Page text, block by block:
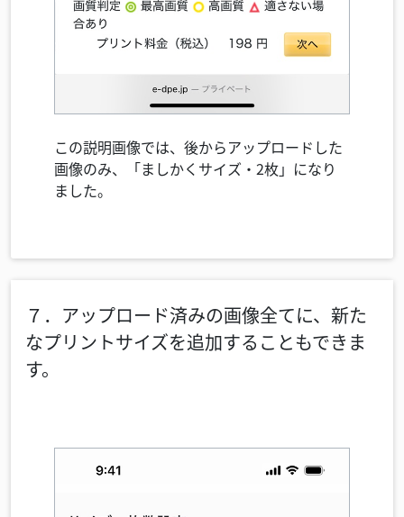
この説明画像では、後からアップロードした
画像のみ、「ましかくサイズ・2枚」になり
ました。
７．アップロード済みの画像全てに、新た
なプリントサイズを追加することもできま
す。